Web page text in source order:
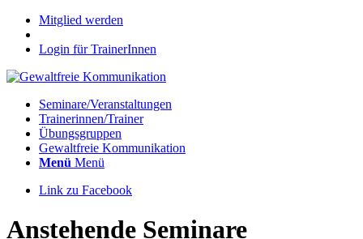
Mitglied werden
Login für TrainerInnen
Seminare/Veranstaltungen
Trainerinnen/Trainer
Übungsgruppen
Gewaltfreie Kommunikation
Menü Menü
Link zu Facebook
Anstehende Seminare